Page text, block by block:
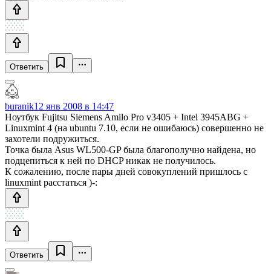
Ответить
buranik12 янв 2008 в 14:47
Ноутбук Fujitsu Siemens Amilo Pro v3405 + Intel 3945ABG +
Linuxmint 4 (на ubuntu 7.10, если не ошибаюсь) совершенно не
захотели подружиться.
Точка была Asus WL500-GP была благополучно найдена, но
подцепитьcя к ней по DHCP никак не получилось.
К сожалению, после пары дней совокуплений пришлось с
linuxmint расстаться )-:
Ответить